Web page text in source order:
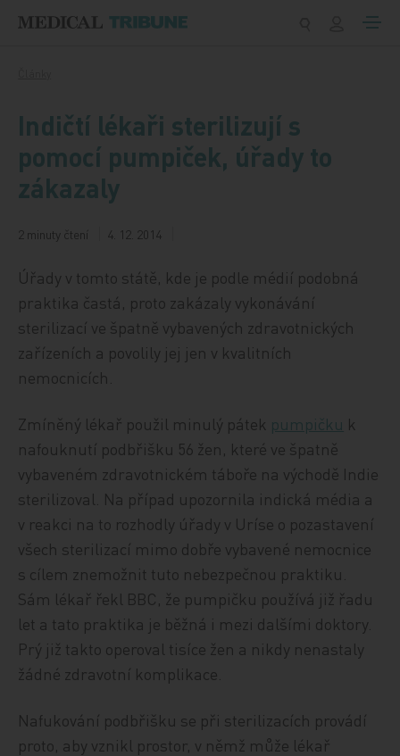
Indičtí lékaři sterilizují s
pomocí pumpiček, úřady to
zákazaly
2 minuty čtení 4. 12. 2014
Úřady v tomto státě, kde je podle médií podobná
praktika častá, proto zakázaly vykonávání
sterilizací ve špatně vybavených zdravotnických
zařízeních a povolily jej jen v kvalitních
nemocnicích.
Zmíněný lékař použil minulý pátek pumpičku k
nafouknutí podbřišku 56 žen, které ve špatně
vybaveném zdravotnickém táboře na východě Indie
sterilizoval. Na případ upozornila indická média a
v reakci na to rozhodly úřady v Uríse o pozastavení
všech sterilizací mimo dobře vybavené nemocnice
s cílem znemožnit tuto nebezpečnou praktiku.
Sám lékař řekl BBC, že pumpičku používá již řadu
let a tato praktika je běžná i mezi dalšími doktory.
Prý již takto operoval tisíce žen a nikdy nenastaly
žádné zdravotní komplikace.
Nafukování podbřišku se při sterilizacích provádí
proto, aby vznikl prostor, v němž může lékař